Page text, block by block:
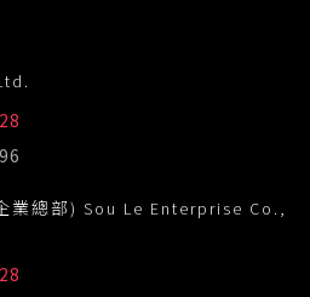
業總部) Sou Le Enterprise Co.,